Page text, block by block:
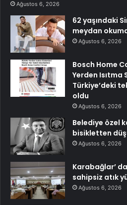
Ağustos 6, 2026
62 yaşındaki
meydan
Ağustos 6, 2026
Bosch Home
Yerden Isıtma
Türkiye’deki
oldu
Ağustos 6, 2026
Belediye özel
bisikletten
Ağustos 6, 2026
Karabağlar’
sahipsiz atık
Ağustos 6, 2026